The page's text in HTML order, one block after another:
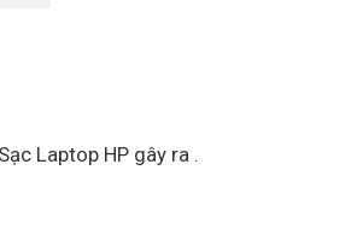
Laptop HP gây ra .